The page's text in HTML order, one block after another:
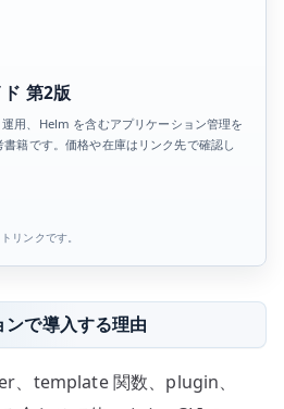
第2版
用、Helm を含むアプリケーション管理を
籍です。価格や在庫はリンク先で確認し
リンクです。
で導入する理由
、template 関数、plugin、